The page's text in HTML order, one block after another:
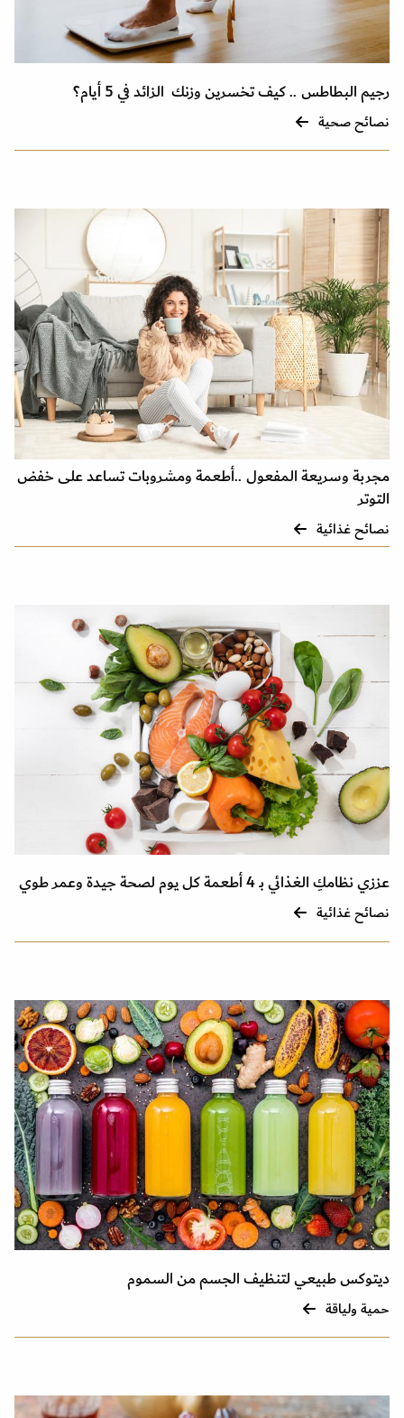
رجيم البطاطس .. كيف تخسرين وزنك الزائد في 5 أيام؟
نصائح صحية
مجربة وسريعة المفعول ..أطعمة ومشروبات تساعد على خفض
التوتر
نصائح غذائية
عززي نظامكِ الغذائي بـ 4 أطعمة كل يوم لصحة جيدة وعمر طوي
نصائح غذائية
ديتوكس طبيعي لتنظيف الجسم من السموم
حمية ولياقة